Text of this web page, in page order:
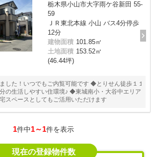
栃木県小山市大字雨ケ谷新田 55-
59
ＪＲ東北本線 小山 バス4分停歩
12分
建物面積 101.85㎡
土地面積 153.52㎡
(46.44坪)
した！いつでもご内覧可能です ◆とりせん徒歩１１
の生活しやすい住環境♪ ◆東城南小・大谷中エリア
スペースとしてもご活用いただけます
1件中1～1件を表示
現在の登録物件数